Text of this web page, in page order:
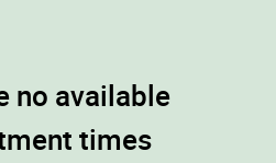
no available
times